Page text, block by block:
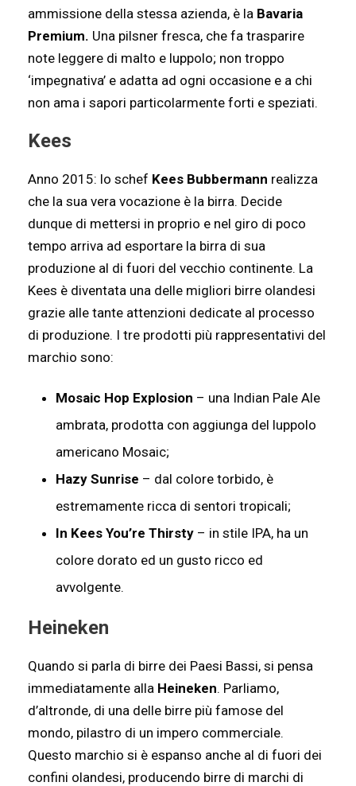
ammissione della stessa azienda, è la Bavaria
Premium. Una pilsner fresca, che fa trasparire
note leggere di malto e luppolo; non troppo
‘impegnativa’ e adatta ad ogni occasione e a chi
non ama i sapori particolarmente forti e speziati.
Kees
Anno 2015: lo schef Kees Bubbermann realizza
che la sua vera vocazione è la birra. Decide
dunque di mettersi in proprio e nel giro di poco
tempo arriva ad esportare la birra di sua
produzione al di fuori del vecchio continente. La
Kees è diventata una delle migliori birre olandesi
grazie alle tante attenzioni dedicate al processo
di produzione. I tre prodotti più rappresentativi del
marchio sono:
Mosaic Hop Explosion – una Indian Pale Ale
ambrata, prodotta con aggiunga del luppolo
americano Mosaic;
Hazy Sunrise – dal colore torbido, è
estremamente ricca di sentori tropicali;
In Kees You’re Thirsty – in stile IPA, ha un
colore dorato ed un gusto ricco ed
avvolgente.
Heineken
Quando si parla di birre dei Paesi Bassi, si pensa
immediatamente alla Heineken. Parliamo,
d’altronde, di una delle birre più famose del
mondo, pilastro di un impero commerciale.
Questo marchio si è espanso anche al di fuori dei
confini olandesi, producendo birre di marchi di